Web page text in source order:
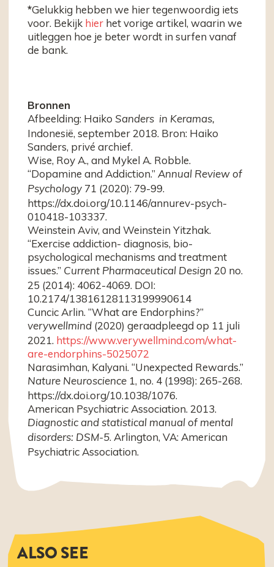
*Gelukkig hebben we hier tegenwoordig iets
voor. Bekijk hier het vorige artikel, waarin we
uitleggen hoe je beter wordt in surfen vanaf
de bank.
Bronnen
Afbeelding: Haiko Sanders in Keramas,
Indonesië, september 2018. Bron: Haiko
Sanders, privé archief.
Wise, Roy A., and Mykel A. Robble.
“Dopamine and Addiction.”Annual Review of
Psychology 71 (2020): 79-99.
https://dx.doi.org/10.1146/annurev-psych-
010418-103337.
Weinstein Aviv, and Weinstein Yitzhak.
“Exercise addiction- diagnosis, bio-
psychological mechanisms and treatment
issues.” Current Pharmaceutical Design 20 no.
25 (2014): 4062-4069. DOI:
10.2174/13816128113199990614
Cuncic Arlin. “What are Endorphins?”
verywellmind (2020) geraadpleegd op 11 juli
2021. https://www.verywellmind.com/what-
are-endorphins-5025072
Narasimhan, Kalyani. “Unexpected Rewards.”
Nature Neuroscience 1, no. 4 (1998): 265-268.
https://dx.doi.org/10.1038/1076.
American Psychiatric Association. 2013.
Diagnostic and statistical manual of mental
disorders: DSM-5. Arlington, VA: American
Psychiatric Association.
ALSO SEE